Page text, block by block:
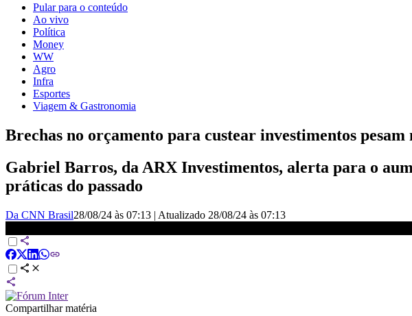
Pular para o conteúdo
Ao vivo
Política
Money
WW
Agro
Infra
Esportes
Viagem & Gastronomia
Brechas no orçamento para custear investimentos
Gabriel Barros, da ARX Investimentos, alerta para o
práticas do passado
Da CNN Brasil28/08/24 às 07:13 | Atualizado 28/08/24 às 07:13
Compartilhar matéria